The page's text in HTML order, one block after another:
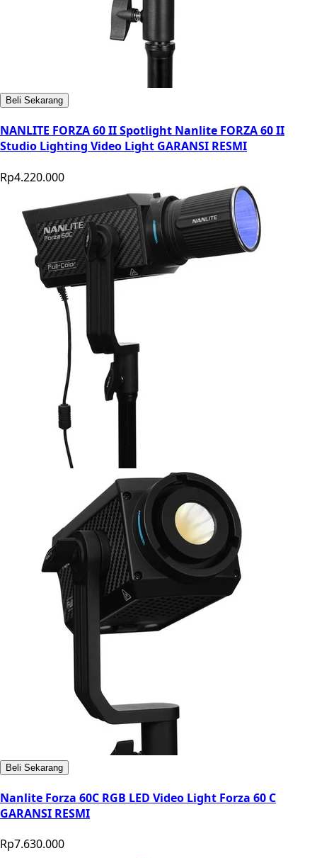
Beli Sekarang
NANLITE FORZA 60 II Spotlight Nanlite FORZA 60 II
Studio Lighting Video Light GARANSI RESMI
Rp4.220.000
Beli Sekarang
Nanlite Forza 60C RGB LED Video Light Forza 60 C
GARANSI RESMI
Rp7.630.000